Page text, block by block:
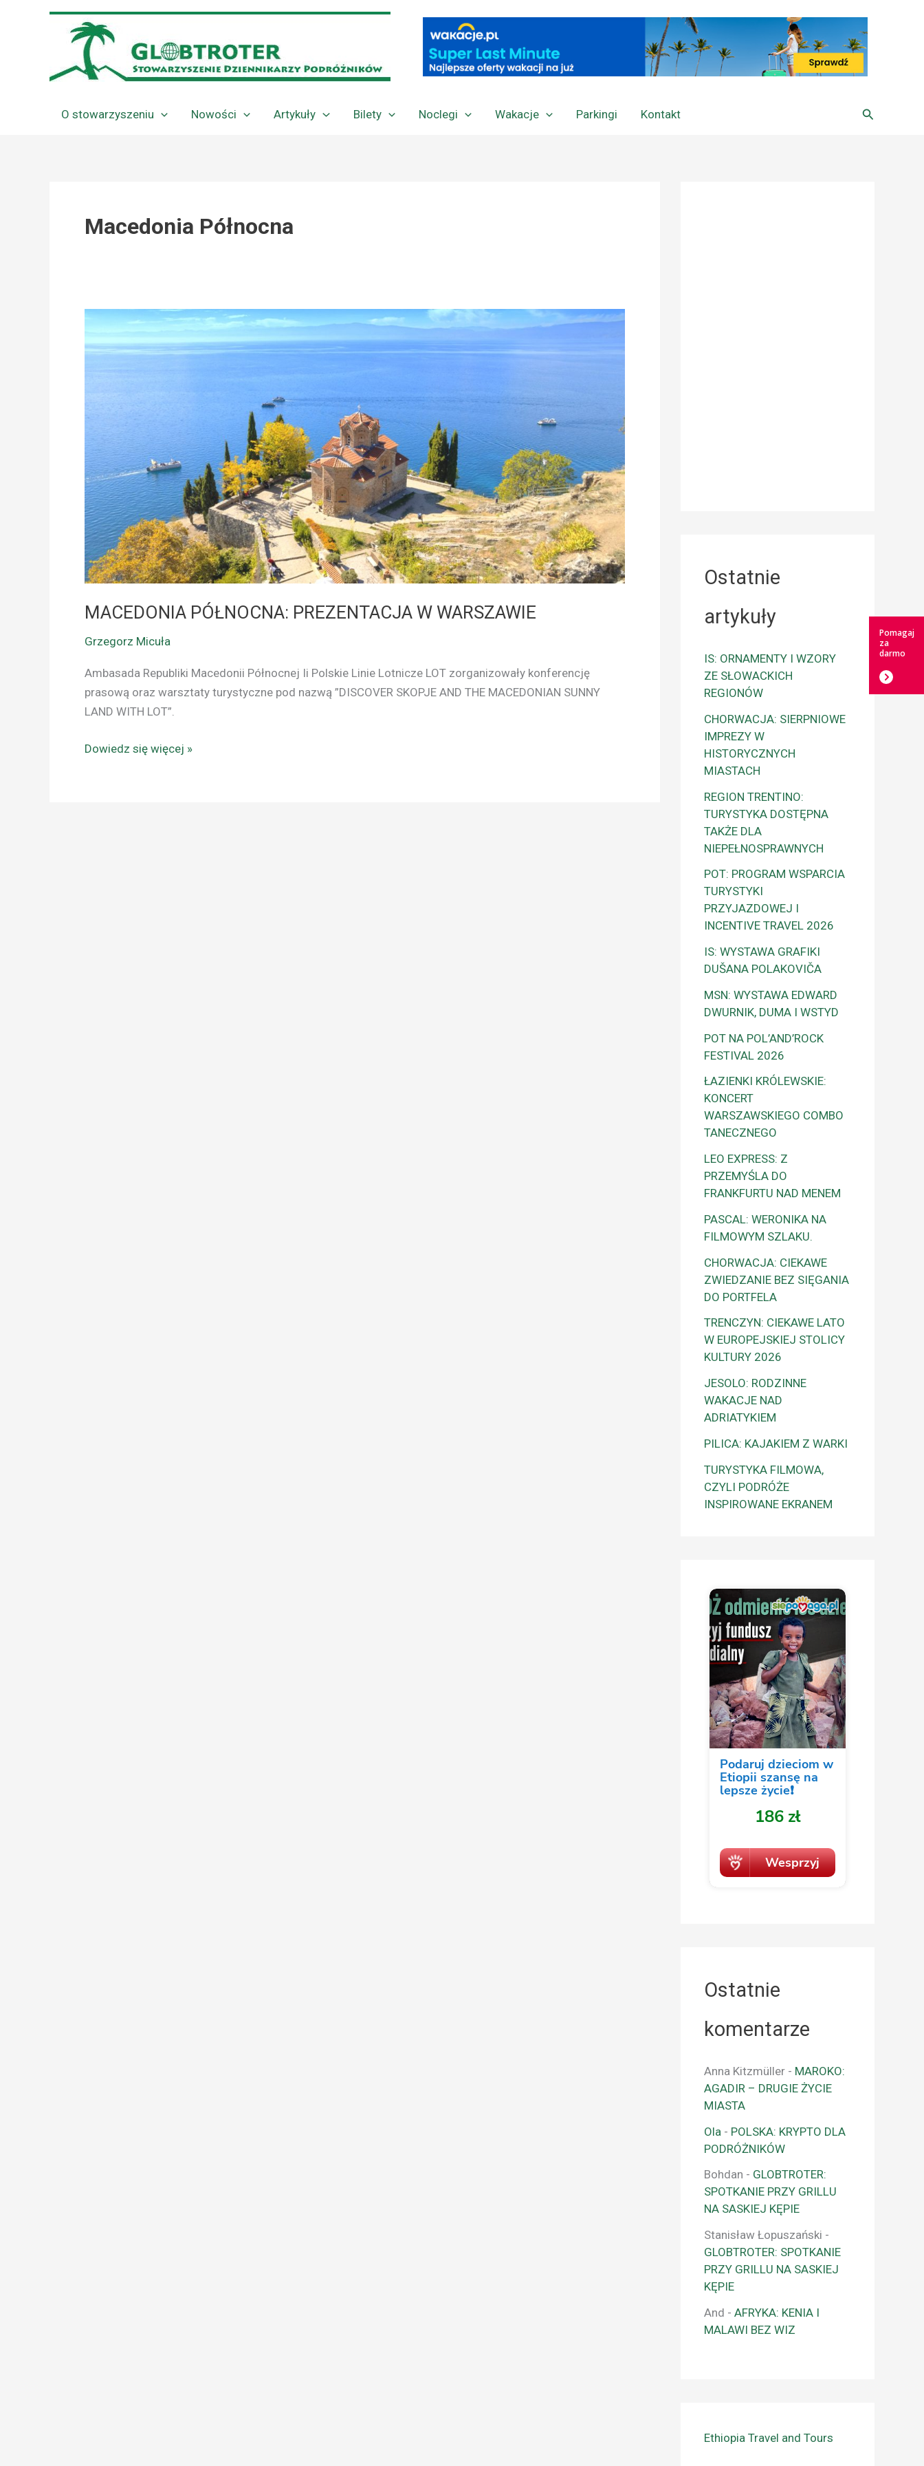
O stowarzyszeniu Nowości Artykuły Bilety Noclegi Wakacje Parkingi Kontakt Szukaj
Macedonia Północna
MACEDONIA PÓŁNOCNA: PREZENTACJA W WARSZAWIE
Grzegorz Micuła
Ambasada Republiki Macedonii Północnej Ii Polskie Linie Lotnicze LOT zorganizowały konferencję
prasową oraz warsztaty turystyczne pod nazwą ”DISCOVER SKOPJE AND THE MACEDONIAN SUNNY
LAND WITH LOT”.
MACEDONIA
PÓŁNOCNA:
PREZENTACJA
Dowiedz się więcej »
Ostatnie
artykuły
IS: ORNAMENTY I WZORY
ZE SŁOWACKICH
REGIONÓW
CHORWACJA: SIERPNIOWE
IMPREZY W
HISTORYCZNYCH
MIASTACH
REGION TRENTINO:
TURYSTYKA DOSTĘPNA
TAKŻE DLA
NIEPEŁNOSPRAWNYCH
POT: PROGRAM WSPARCIA
TURYSTYKI
PRZYJAZDOWEJ I
INCENTIVE TRAVEL 2026
IS: WYSTAWA GRAFIKI
DUŠANA POLAKOVIČA
MSN: WYSTAWA EDWARD
DWURNIK, DUMA I WSTYD
POT NA POL’AND’ROCK
FESTIVAL 2026
ŁAZIENKI KRÓLEWSKIE:
KONCERT
WARSZAWSKIEGO COMBO
TANECZNEGO
LEO EXPRESS: Z
PRZEMYŚLA DO
FRANKFURTU NAD MENEM
PASCAL: WERONIKA NA
FILMOWYM SZLAKU.
CHORWACJA: CIEKAWE
ZWIEDZANIE BEZ SIĘGANIA
DO PORTFELA
TRENCZYN: CIEKAWE LATO
W EUROPEJSKIEJ STOLICY
KULTURY 2026
JESOLO: RODZINNE
WAKACJE NAD
ADRIATYKIEM
PILICA: KAJAKIEM Z WARKI
TURYSTYKA FILMOWA,
CZYLI PODRÓŻE
INSPIROWANE EKRANEM
Ostatnie
komentarze
Anna Kitzmüller - MAROKO:
AGADIR – DRUGIE ŻYCIE
MIASTA
Ola - POLSKA: KRYPTO DLA
PODRÓŻNIKÓW
Bohdan - GLOBTROTER:
SPOTKANIE PRZY GRILLU
NA SASKIEJ KĘPIE
Stanisław Łopuszański -
GLOBTROTER: SPOTKANIE
PRZY GRILLU NA SASKIEJ
KĘPIE
And - AFRYKA: KENIA I
MALAWI BEZ WIZ
Ethiopia Travel and Tours
Pomagaj
za
darmo